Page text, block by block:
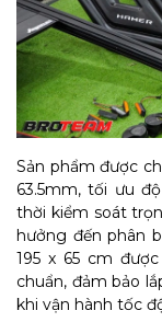
Sản phẩm được
63.5mm, tối ưu
thời kiểm soát
hưởng đến phân
195 x 65 cm
chuẩn, đảm bảo
khi vận hành tốc